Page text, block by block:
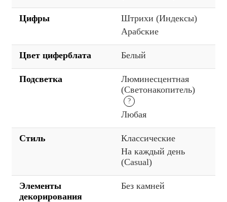
Цифры
Штрихи (Индексы)
Арабские
Цвет циферблата Белый
Подсветка
Люминесцентная
(Светонакопитель)
Любая
Стиль
Классические
На каждый день
(Casual)
Элементы
декорирования
Без камней